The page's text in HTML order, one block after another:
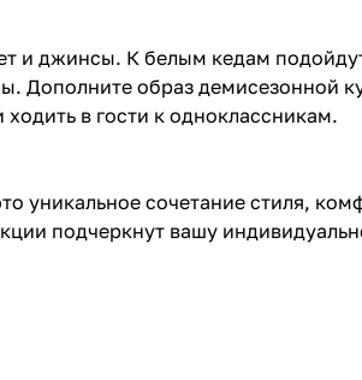
и джинсы. К белым кедам
Дополните образ демисезонной
в гости к одноклассникам.
уникальное сочетание стиля,
подчеркнут вашу